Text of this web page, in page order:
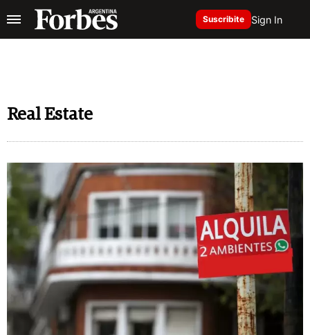
Suscribite Sign In
Real Estate